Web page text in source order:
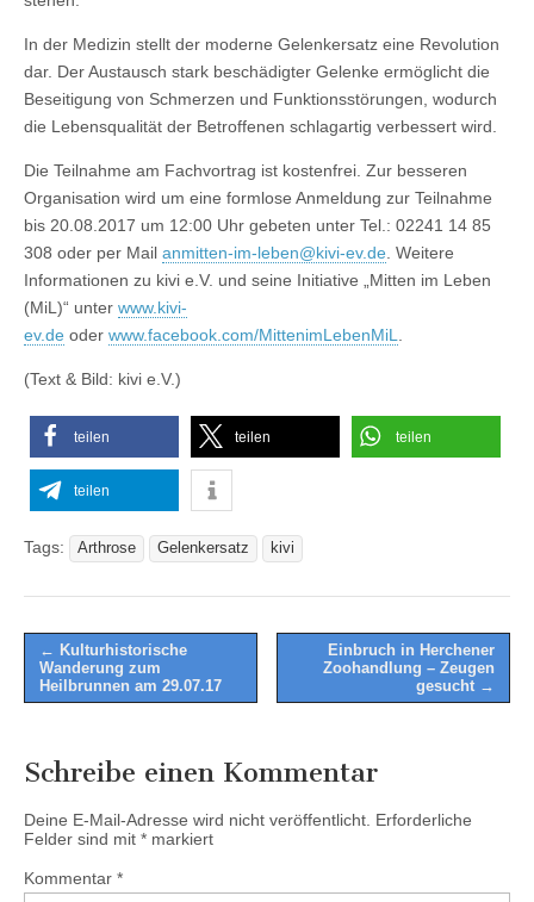
In der Medizin stellt der moderne Gelenkersatz eine Revolution
dar. Der Austausch stark beschädigter Gelenke ermöglicht die
Beseitigung von Schmerzen und Funktionsstörungen, wodurch
die Lebensqualität der Betroffenen schlagartig verbessert wird.
Die Teilnahme am Fachvortrag ist kostenfrei. Zur besseren
Organisation wird um eine formlose Anmeldung zur Teilnahme
bis 20.08.2017 um 12:00 Uhr gebeten unter Tel.: 02241 14 85
308 oder per Mail anmitten-im-leben@kivi-ev.de . Weitere
Informationen zu kivi e.V. und seine Initiative „Mitten im Leben
(MiL)“ unter www.kivi-
ev.de oder www.facebook.com/MittenimLebenMiL
(Text & Bild: kivi e.V.)
teilen teilen teilen
teilen
Tags: Arthrose Gelenkersatz kivi
Post
navigation
← Kulturhistorische
Wanderung zum
Heilbrunnen am 29.07.17
Einbruch in Herchener
Zoohandlung – Zeugen
gesucht →
Schreibe einen Kommentar
Deine E-Mail-Adresse wird nicht veröffentlicht. Erforderliche
Felder sind mit * markiert
Kommentar *